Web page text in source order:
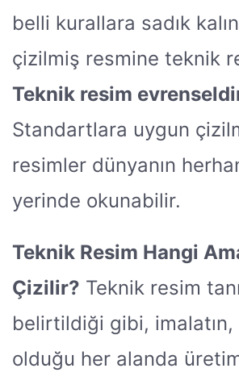
belli kurallara sadık
çizilmiş resmine teknik
Teknik resim
Standartlara uygun
resimler dünyanın
yerinde okunabilir.
Teknik Resim Hangi
Çizilir? Teknik resim
belirtildiği gibi, imalatın,
olduğu her alanda